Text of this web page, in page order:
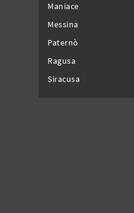
Maniace
Messina
Paternò
Ragusa
Siracusa